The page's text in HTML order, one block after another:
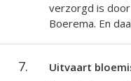
verzorgd is
Boerema. En
7. Uitvaart